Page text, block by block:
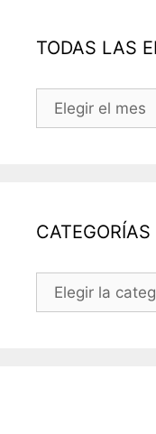
TODAS LAS
TODAS
CATEGORÍAS
CATEGORÍAS